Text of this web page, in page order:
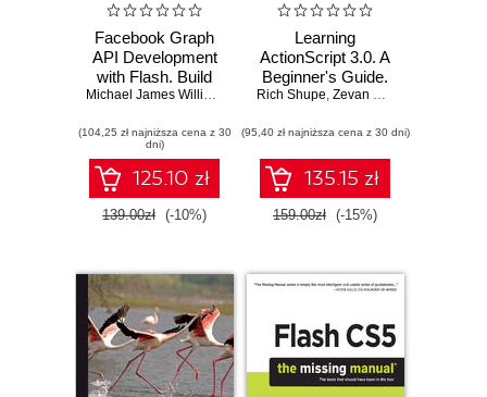
Facebook Graph
API Development
with Flash. Build
social Flash
integrated with the
Facebook Graph
API
Michael James Williams
(104,25 zł najniższa cena z 30
dni)
125.10 zł
139.00zł (-10%)
Learning
ActionScript 3.0. A
Beginner's Guide.
2nd Edition
Rich Shupe, Zevan Rosser
(95,40 zł najniższa cena z 30 dni)
135.15 zł
159.00zł (-15%)